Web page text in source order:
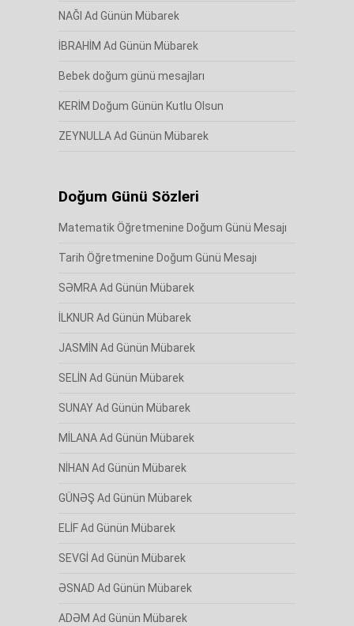
NAĞI Ad Günün Mübarek
İBRAHİM Ad Günün Mübarek
Bebek doğum günü mesajları
KERİM Doğum Günün Kutlu Olsun
ZEYNULLA Ad Günün Mübarek
Doğum Günü Sözleri
Matematik Öğretmenine Doğum Günü Mesajı
Tarih Öğretmenine Doğum Günü Mesajı
SƏMRA Ad Günün Mübarek
İLKNUR Ad Günün Mübarek
JASMİN Ad Günün Mübarek
SELİN Ad Günün Mübarek
SUNAY Ad Günün Mübarek
MİLANA Ad Günün Mübarek
NİHAN Ad Günün Mübarek
GÜNƏŞ Ad Günün Mübarek
ELİF Ad Günün Mübarek
SEVGİ Ad Günün Mübarek
ƏSNAD Ad Günün Mübarek
ADƏM Ad Günün Mübarek